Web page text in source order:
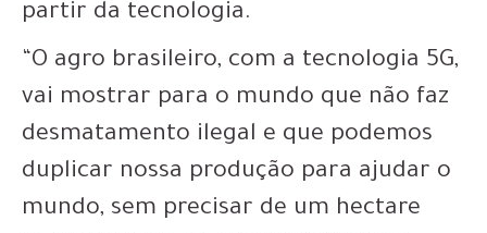
partir da tecnologia.
“O agro brasileiro, com a tecnologia 5G,
vai mostrar para o mundo que não faz
desmatamento ilegal e que podemos
duplicar nossa produção para ajudar o
mundo, sem precisar de um hectare